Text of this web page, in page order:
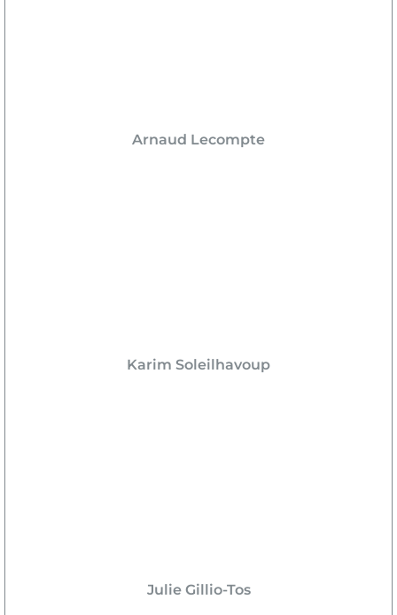
Arnaud Lecompte
Karim Soleilhavoup
Julie Gillio-Tos